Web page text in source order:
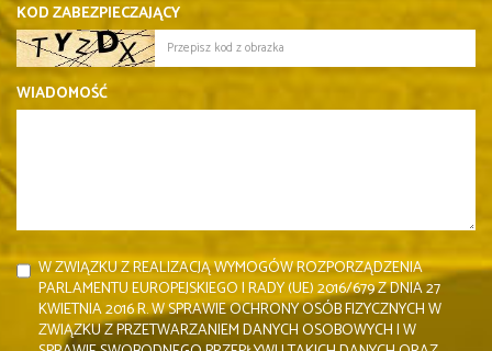
KOD ZABEZPIECZAJĄCY
WIADOMOŚĆ
W ZWIĄZKU Z REALIZACJĄ WYMOGÓW ROZPORZĄDZENIA
PARLAMENTU EUROPEJSKIEGO I RADY (UE) 2016/679 Z DNIA 27
KWIETNIA 2016 R. W SPRAWIE OCHRONY OSÓB FIZYCZNYCH W
ZWIĄZKU Z PRZETWARZANIEM DANYCH OSOBOWYCH I W